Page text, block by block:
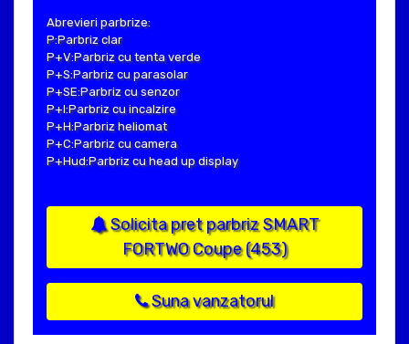
Abrevieri parbrize:
P:Parbriz clar
P+V:Parbriz cu tenta verde
P+S:Parbriz cu parasolar
P+SE:Parbriz cu senzor
P+I:Parbriz cu incalzire
P+H:Parbriz heliomat
P+C:Parbriz cu camera
P+Hud:Parbriz cu head up display
Solicita pret parbriz SMART
FORTWO Coupe (453)
Suna vanzatorul